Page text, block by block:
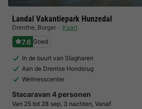
Landal Vakantiepark Hunzedal
Drenthe, Borger Kaart
7.6 Goed
In de buurt van Slagharen
Aan de Drentse Hondsrug
Wellnesscenter
Stacaravan 4 personen
Van 25 tot 28 sep, 3 nachten, Vanaf